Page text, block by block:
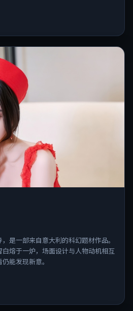
是一部来自意大利的科幻题材作品。
熔于一炉，场面设计与人物动机相互
能发现新意。